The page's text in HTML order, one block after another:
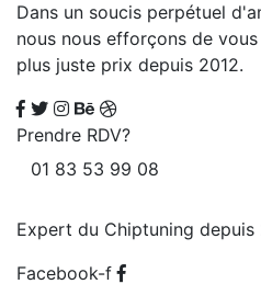
Dans un soucis perpétuel
nous nous efforçons de
plus juste prix depuis 2012.
Prendre RDV?
01 83 53 99 08
Expert du Chiptuning depuis
Facebook-f